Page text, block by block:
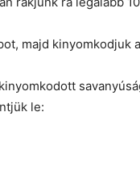
majd kinyomkodjuk
le: